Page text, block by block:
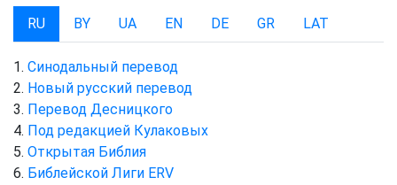
RU BY UA EN DE GR LAT
Синодальный перевод
Новый русский перевод
Перевод Десницкого
Под редакцией Кулаковых
Открытая Библия
Библейской Лиги ERV